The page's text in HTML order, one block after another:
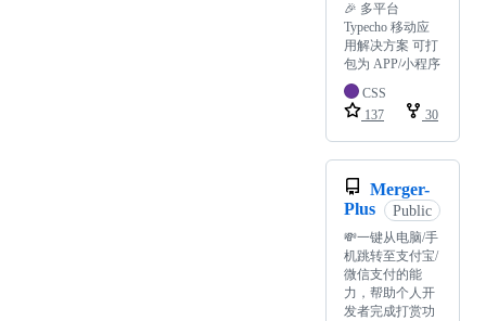
🎉 多平台
Typecho 移动应
用解决方案 可打
包为 APP/小程序
CSS
137
30
Merger-
Plus
Public
💸一键从电脑/手
机跳转至支付宝/
微信支付的能
力，帮助个人开
发者完成打赏功